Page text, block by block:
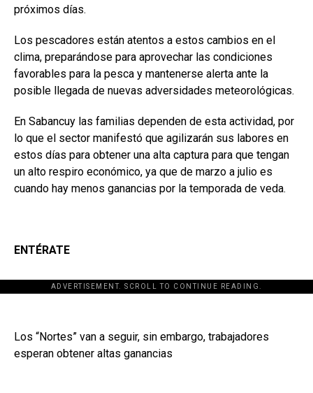
próximos días.
Los pescadores están atentos a estos cambios en el
clima, preparándose para aprovechar las condiciones
favorables para la pesca y mantenerse alerta ante la
posible llegada de nuevas adversidades meteorológicas.
En Sabancuy las familias dependen de esta actividad, por
lo que el sector manifestó que agilizarán sus labores en
estos días para obtener una alta captura para que tengan
un alto respiro económico, ya que de marzo a julio es
cuando hay menos ganancias por la temporada de veda.
ENTÉRATE
ADVERTISEMENT. SCROLL TO CONTINUE READING.
Los “Nortes” van a seguir, sin embargo, trabajadores
esperan obtener altas ganancias